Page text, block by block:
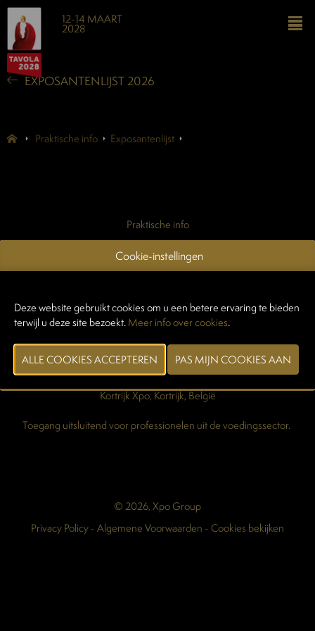
12-14 MAART
2028
EXPOSANTENLIJST 2026
Praktische info Exposantenlijst
Praktische info
Contacteer ons
Login standenbouwers
Maart 2028
Kortrijk Xpo, Kortrijk, België
Toegang uitsluitend voor professionelen uit de voedingssector.
© 2026, Xpo Group
Privacy Policy-Algemene Voorwaarden -Cookies bekijken
Cookie-instellingen
Deze website gebruikt cookies om u een betere ervaring te bieden
terwijl u deze site bezoekt.Meer info over cookies.